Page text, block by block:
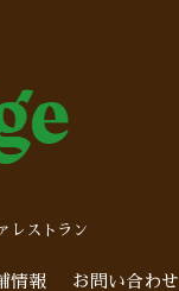
レストラン
情報 お問い合わせ